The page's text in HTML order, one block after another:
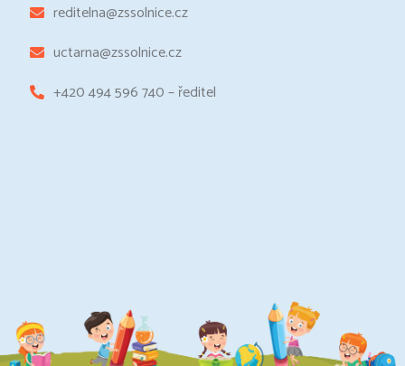
reditelna@zssolnice.cz
uctarna@zssolnice.cz
+420 494 596 740 – ředitel